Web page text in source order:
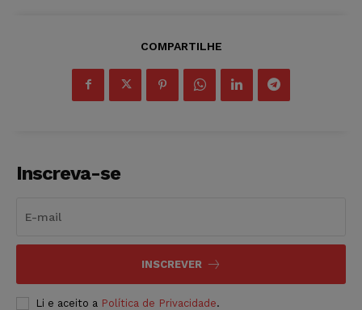
COMPARTILHE
Inscreva-se
INSCREVER
Li e aceito a Política de Privacidade.